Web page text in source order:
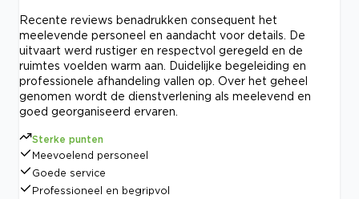
Recente reviews benadrukken consequent het
meelevende personeel en aandacht voor details. De
uitvaart werd rustiger en respectvol geregeld en de
ruimtes voelden warm aan. Duidelijke begeleiding en
professionele afhandeling vallen op. Over het geheel
genomen wordt de dienstverlening als meelevend en
goed georganiseerd ervaren.
Sterke punten
Meevoelend personeel
Goede service
Professioneel en begripvol